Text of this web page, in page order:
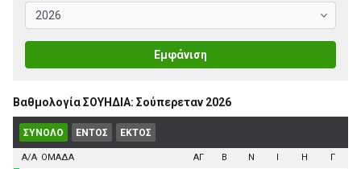
Εμφάνιση
Βαθμολογία ΣΟΥΗΔΙΑ: Σούπερεταν 2026
ΣΥΝΟΛΟ ΕΝΤΟΣ ΕΚΤΟΣ
Α/Α ΟΜΑΔΑ ΑΓ B N I H Γ